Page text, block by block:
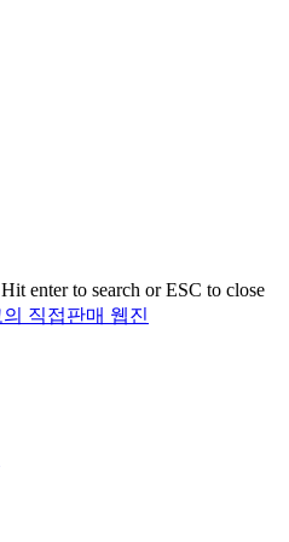
Hit enter to search or ESC to close